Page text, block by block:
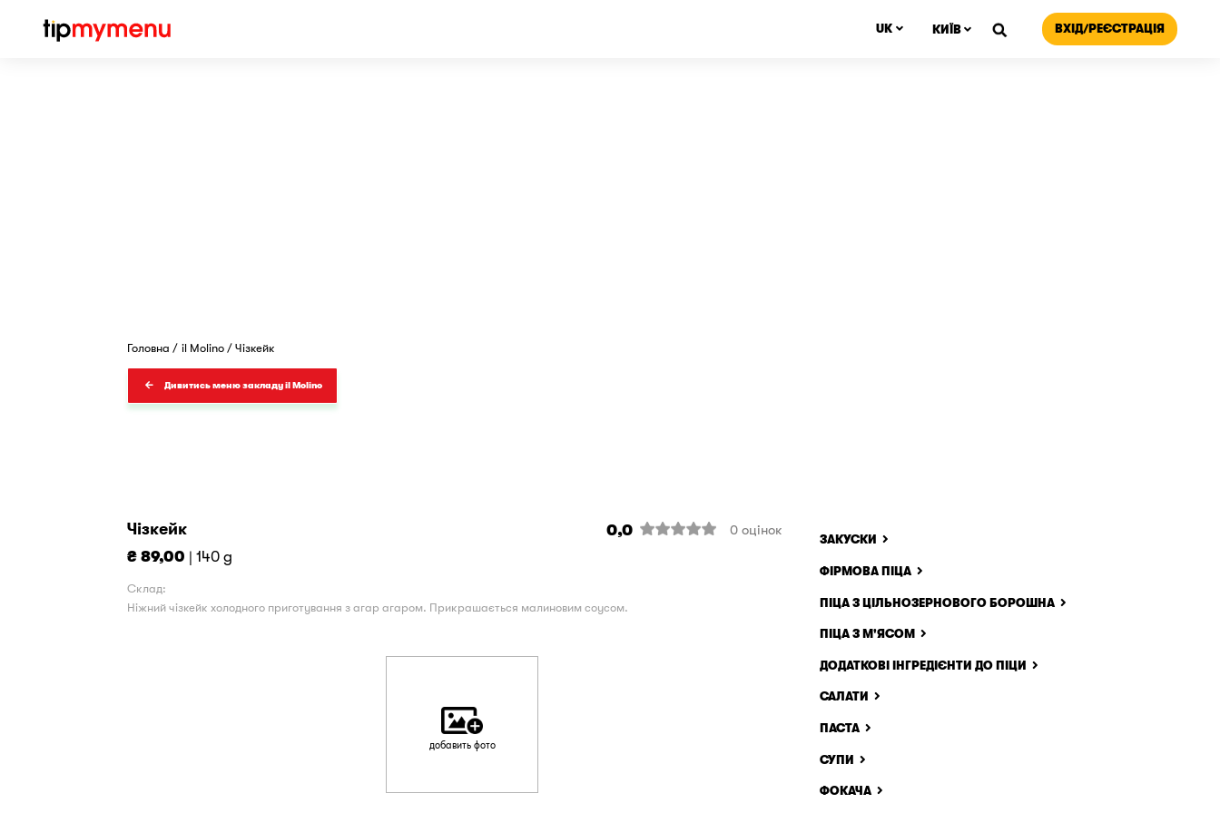
ВХІД/РЕЄСТРАЦІЯ
КИЇВ
UK
Головна il Molino Чізкейк
Дивитись меню закладу il Molino
Чізкейк
₴ 89,00 | 140 g
0,0 0 оцінок
Склад:
Ніжний чізкейк холодного приготування з агар агаром. Прикрашається малиновим соусом.
добавить фото
ЗАКУСКИ
ФІРМОВА ПІЦА
ПІЦА З ЦІЛЬНОЗЕРНОВОГО БОРОШНА
ПІЦА З М'ЯСОМ
ДОДАТКОВІ ІНГРЕДІЄНТИ ДО ПІЦИ
САЛАТИ
ПАСТА
СУПИ
ФОКАЧА